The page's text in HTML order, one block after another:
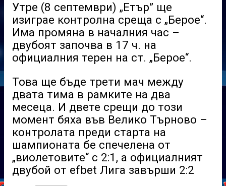
Утре (8 септември) „Етър” ще
изиграе контролна среща с „Берое“.
Има промяна в началния час –
двубоят започва в 17 ч. на
официалния терен на ст. „Берое“.
Това ще бъде трети мач между
двата тима в рамките на два
месеца. И двете срещи до този
момент бяха във Велико Търново –
контролата преди старта на
шампионата бе спечелена от
„виолетовите“ с 2:1, а официалният
двубой от efbet Лига завърши 2:2